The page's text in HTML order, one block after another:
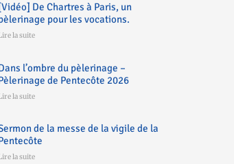
De Chartres à Paris, un
pour les vocations.
la suite
l’ombre du pèlerinage –
de Pentecôte 2026
la suite
de la messe de la vigile de la
la suite